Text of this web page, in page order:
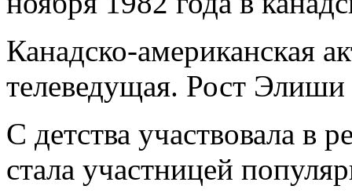
Канадско-американская
телеведущая. Рост Элиши
С детства участвовала в
стала участницей